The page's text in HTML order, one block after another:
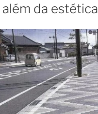
da estética